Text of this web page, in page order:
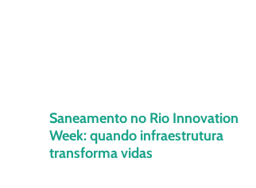
Saneamento no Rio Innovation
Week: quando infraestrutura
transforma vidas